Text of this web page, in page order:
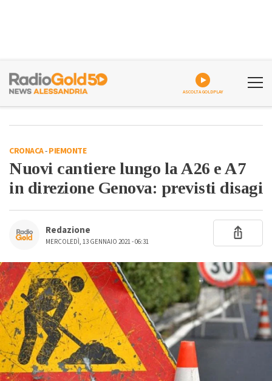
ASCOLTA GOLDPLAY
CRONACA-PIEMONTE
Nuovi cantiere lungo la A26 e A7
in direzione Genova: previsti disagi
Redazione
MERCOLEDÌ, 13 GENNAIO 2021 - 06:31